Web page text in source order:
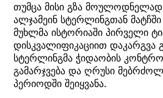
თუმცა მისი გზა მოულოდნელად
ალჯამეინ სტერლინგთან
მუხლმა ისტორიაში პირველი
დისკვალიფიკაციით დაკარგვა
სტერლინგმა ჭიდაობის
გამარჯვება და ღრუსი
პერიოდში შეიყვანა.